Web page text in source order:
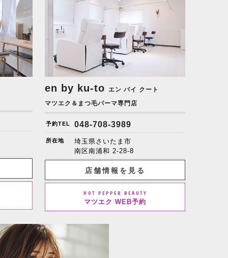
en by ku-to
エン バイ クート
マツエク＆まつ毛パーマ専門店
予約TEL 048-708-3989
所在地
埼玉県さいたま市
南区南浦和 2-28-8
店舗情報を見る
HOT PEPPER BEAUTY
マツエク WEB予約